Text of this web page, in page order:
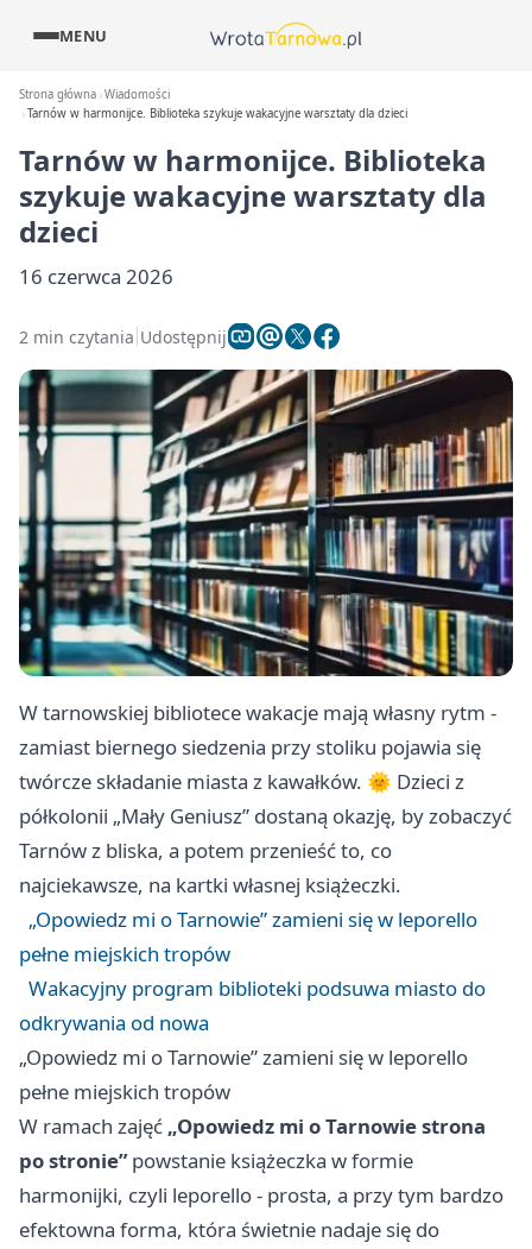
MENU
Strona główna Wiadomości
Tarnów w harmonijce. Biblioteka szykuje wakacyjne warsztaty dla dzieci
Tarnów w harmonijce. Biblioteka
szykuje wakacyjne warsztaty dla
dzieci
16 czerwca 2026
2 min czytania Udostępnij
W tarnowskiej bibliotece wakacje mają własny rytm -
zamiast biernego siedzenia przy stoliku pojawia się
twórcze składanie miasta z kawałków. 🌞 Dzieci z
półkolonii „Mały Geniusz” dostaną okazję, by zobaczyć
Tarnów z bliska, a potem przenieść to, co
najciekawsze, na kartki własnej książeczki.
„Opowiedz mi o Tarnowie” zamieni się w leporello
pełne miejskich tropów
Wakacyjny program biblioteki podsuwa miasto do
odkrywania od nowa
„Opowiedz mi o Tarnowie” zamieni się w leporello
pełne miejskich tropów
W ramach zajęć „Opowiedz mi o Tarnowie strona
po stronie”powstanie książeczka w formie
harmonijki, czyli leporello - prosta, a przy tym bardzo
efektowna forma, która świetnie nadaje się do